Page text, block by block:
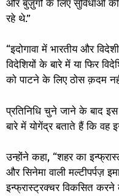
और बुज़ुर्गों के लिए
रहे थे.”
“इदोगावा में भारतीय और
विदेशियों के बारे में या फिर
को पाटने के लिए ठोस क़दम
प्रतिनिधि चुने जाने के बाद
बारे में योगेंद्र बताते हैं कि वह
उन्होंने कहा, “शहर का
और सिनेमा वाली मल्टीपर्पज़
इन्फ्रास्ट्रक्चर विकसित